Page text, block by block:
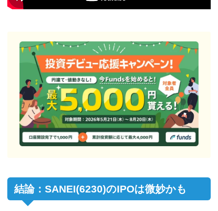
結論：SANEI(6230)のIPOは微妙かも